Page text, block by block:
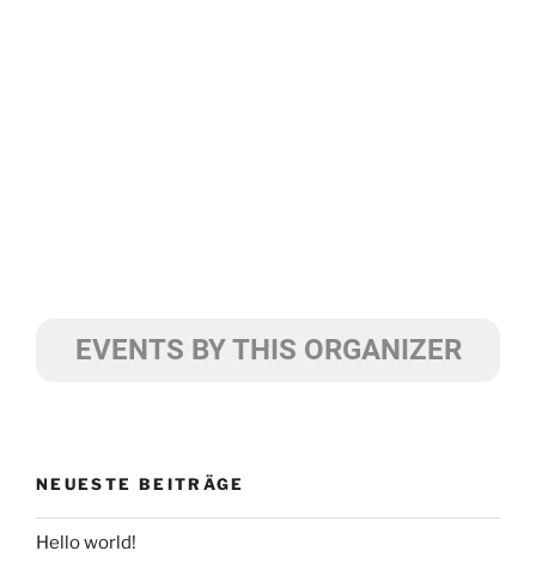
EVENTS BY THIS ORGANIZER
NEUESTE BEITRÄGE
Hello world!